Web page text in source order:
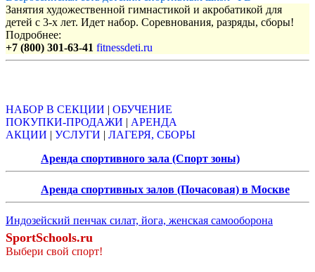
Занятия художественной гимнастикой и акробатикой для
детей с 3-х лет. Идет набор. Соревнования, разряды, сборы!
Подробнее:
+7 (800) 301-63-41 fitnessdeti.ru
НАБОР В СЕКЦИИ | ОБУЧЕНИЕ
ПОКУПКИ-ПРОДАЖИ | АРЕНДА
АКЦИИ | УСЛУГИ | ЛАГЕРЯ, СБОРЫ
Аренда спортивного зала (Спорт зоны)
Аренда спортивных залов (Почасовая) в Москве
Индозейский пенчак силат, йога, женская самооборона
SportSchools.ru
Выбери свой спорт!